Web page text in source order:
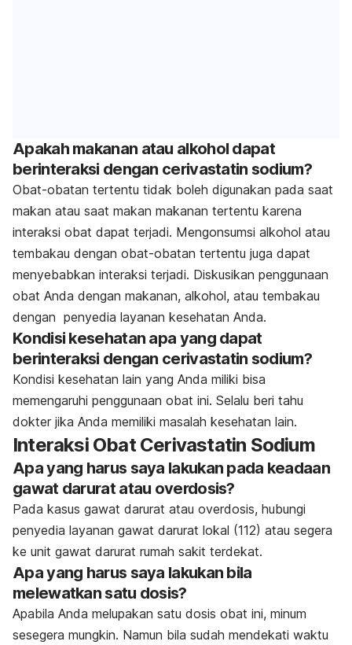
Apakah makanan atau alkohol dapat
berinteraksi dengan cerivastatin sodium?
Obat-obatan tertentu tidak boleh digunakan pada saat
makan atau saat makan makanan tertentu karena
interaksi obat dapat terjadi. Mengonsumsi alkohol atau
tembakau dengan obat-obatan tertentu juga dapat
menyebabkan interaksi terjadi. Diskusikan penggunaan
obat Anda dengan makanan, alkohol, atau tembakau
dengan penyedia layanan kesehatan Anda.
Kondisi kesehatan apa yang dapat
berinteraksi dengan cerivastatin sodium?
Kondisi kesehatan lain yang Anda miliki bisa
memengaruhi penggunaan obat ini. Selalu beri tahu
dokter jika Anda memiliki masalah kesehatan lain.
Interaksi Obat Cerivastatin Sodium
Apa yang harus saya lakukan pada keadaan
gawat darurat atau overdosis?
Pada kasus gawat darurat atau overdosis, hubungi
penyedia layanan gawat darurat lokal (112) atau segera
ke unit gawat darurat rumah sakit terdekat.
Apa yang harus saya lakukan bila
melewatkan satu dosis?
Apabila Anda melupakan satu dosis obat ini, minum
sesegera mungkin. Namun bila sudah mendekati waktu